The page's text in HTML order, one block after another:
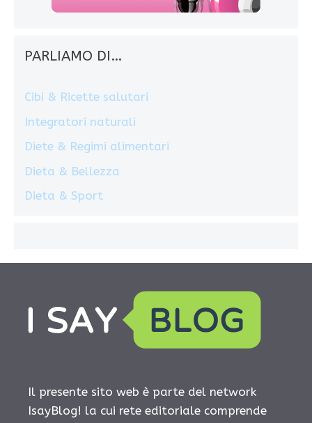
PARLIAMO DI…
Cibi & Ricette salutari
Integratori naturali
Diete & Regimi alimentari
Dieta & Bellezza
Dieta & Sport
Il presente sito web è parte del network
IsayBlog! la cui rete editoriale comprende